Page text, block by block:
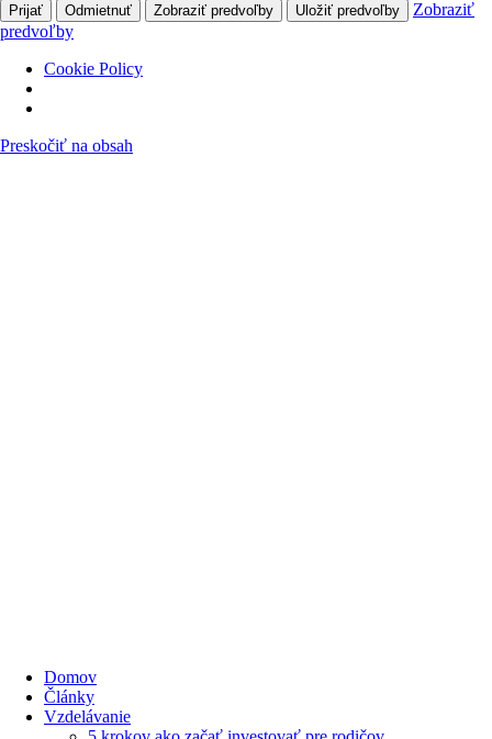
Prijať Odmietnuť Zobraziť predvoľby Uložiť predvoľby
Zobraziť
predvoľby
Cookie Policy
Preskočiť na obsah
Domov
Články
Vzdelávanie